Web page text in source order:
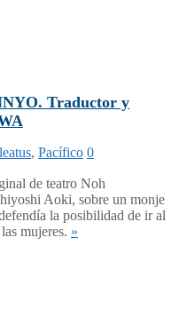
Traductor y
, Pacífico 0
de teatro Noh
Aoki, sobre un monje
la posibilidad de ir al
mujeres. »